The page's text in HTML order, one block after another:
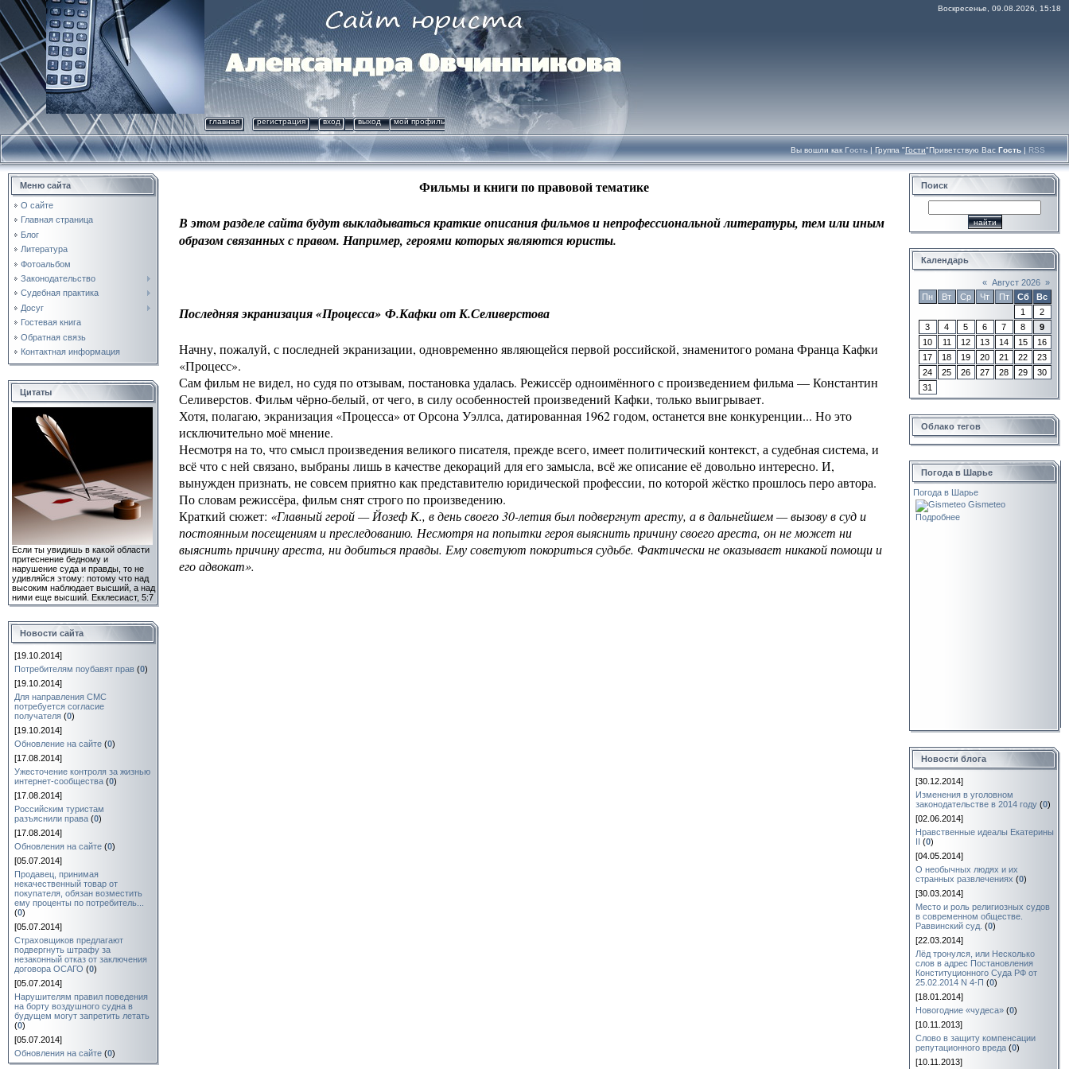
Воскресенье, 09.08.2026, 15:18
главная мой профиль
регистрация выход
вход
Вы вошли как Гость | Группа "Гости"Приветствую Вас Гость | RSS
Меню сайта
О сайте
Главная страница
Блог
Литература
Фотоальбом
Законодательство
Судебная практика
Досуг
Гостевая книга
Обратная связь
Контактная информация
Цитаты
Если ты увидишь в какой области
притеснение бедному и
нарушение суда и правды, то не
удивляйся этому: потому что над
высоким наблюдает высший, а над
ними еще высший. Екклесиаст, 5:7
Новости сайта
[19.10.2014]
Потребителям поубавят прав (0)
[19.10.2014]
Для направления СМС
потребуется согласие
получателя (0)
[19.10.2014]
Обновление на сайте (0)
[17.08.2014]
Ужесточение контроля за жизнью
интернет-сообщества (0)
[17.08.2014]
Российским туристам
разъяснили права (0)
[17.08.2014]
Обновления на сайте (0)
[05.07.2014]
Продавец, принимая
некачественный товар от
покупателя, обязан возместить
ему проценты по потребитель...
(0)
[05.07.2014]
Страховщиков предлагают
подвергнуть штрафу за
незаконный отказ от заключения
договора ОСАГО (0)
[05.07.2014]
Нарушителям правил поведения
на борту воздушного судна в
будущем могут запретить летать
(0)
[05.07.2014]
Обновления на сайте (0)
Фильмы и книги по правовой тематике
В этом разделе сайта будут выкладываться краткие описания фильмов и непрофессиональной литературы, тем или иным
образом связанных с правом. Например, героями которых являются юристы.
Последняя экранизация«Процесса» Ф.Кафки от К.Селиверстова
Начну, пожалуй, с последней экранизации, одновременно являющейся первой российской, знаменитого романа Франца Кафки
«Процесс».
Сам фильм не видел, но судя по отзывам, постановка удалась. Режиссёр одноимённого с произведением фильма — Константин
Селиверстов. Фильм чёрно-белый, от чего, в силу особенностей произведений Кафки, только выигрывает.
Хотя, полагаю, экранизация «Процесса» от Орсона Уэллса, датированная 1962 годом, останется вне конкуренции... Но это
исключительно моё мнение.
Несмотря на то, что смысл произведения великого писателя, прежде всего, имеет политический контекст, а судебная система, и
всё что с ней связано, выбраны лишь в качестве декораций для его замысла, всё же описание её довольно интересно. И,
вынужден признать, не совсем приятно как представителю юридической профессии, по которой жёстко прошлось перо автора.
По словам режиссёра, фильм снят строго по произведению.
Краткий сюжет: «Главный герой — Йозеф К., в день своего 30-летия был подвергнут аресту, а в дальнейшем — вызову в суд и
постоянным посещениям и преследованию. Несмотря на попытки героя выяснить причину своего ареста, он не может ни
выяснить причину ареста, ни добиться правды. Ему советуют покориться судьбе. Фактически не оказывает никакой помощи и
его адвокат».
Поиск
Календарь
« Август 2026 »
Пн
Вт Ср Чт Пт Сб
Вс
1
2
3
4 5 6 7 8
9
10
11 12 13 14 15
16
17
18 19 20 21 22
23
24
25 26 27 28 29
30
31
Облако тегов
Погода в Шарье
Погода в Шарье
Gismeteo
Подробнее
Новости блога
[30.12.2014]
Изменения в уголовном
законодательстве в 2014 году (0)
[02.06.2014]
Нравственные идеалы Екатерины
II (0)
[04.05.2014]
О необычных людях и их
странных развлечениях (0)
[30.03.2014]
Место и роль религиозных судов
в современном обществе.
Раввинский суд. (0)
[22.03.2014]
Лёд тронулся, или Несколько
слов в адрес Постановления
Конституционного Суда РФ от
25.02.2014 N 4-П (0)
[18.01.2014]
Новогодние «чудеса» (0)
[10.11.2013]
Слово в защиту компенсации
репутационного вреда (0)
[10.11.2013]